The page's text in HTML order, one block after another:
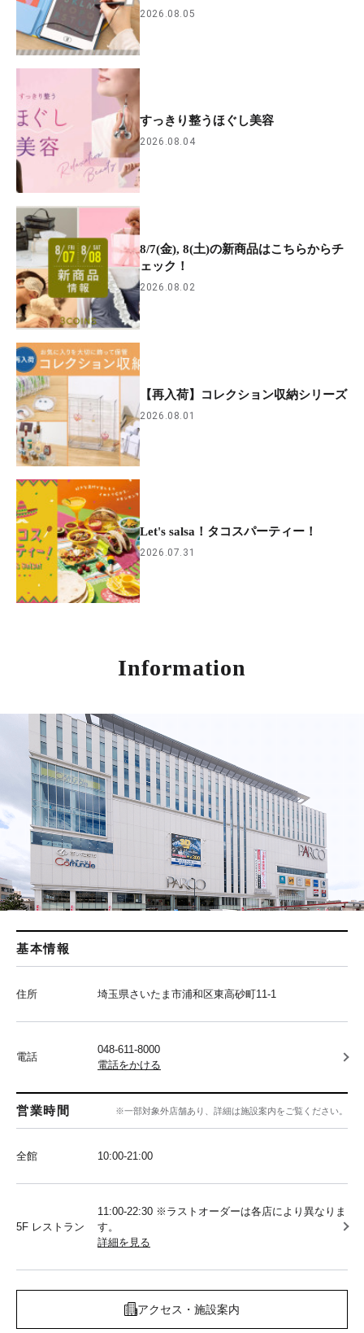
2026.08.05
すっきり整うほぐし美容
2026.08.04
8/7(金), 8(土)の新商品はこちらからチ
ェック！
2026.08.02
【再入荷】コレクション収納シリーズ
2026.08.01
Let's salsa！タコスパーティー！
2026.07.31
Information
基本情報
住所 埼玉県さいたま市浦和区東高砂町11-1
電話
048-611-8000
電話をかける
営業時間 ※一部対象外店舗あり、詳細は施設案内をご覧ください。
全館 10:00‐21:00
5F レストラン
11:00-22:30 ※ラストオーダーは各店により異なりま
す。
詳細を見る
アクセス・施設案内